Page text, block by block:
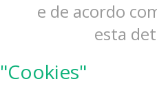
e de acordo
esta
"Cookies"